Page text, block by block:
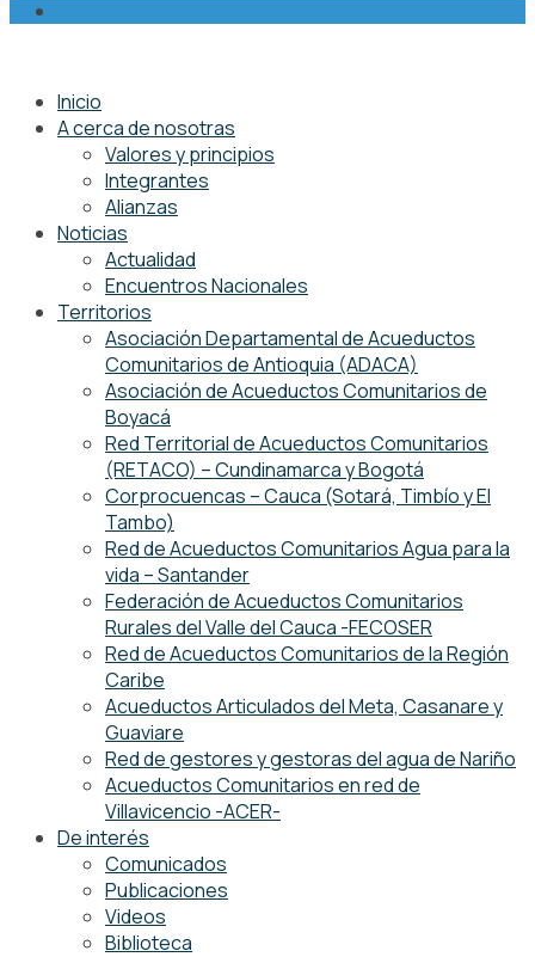
Inicio
A cerca de nosotras
Valores y principios
Integrantes
Alianzas
Noticias
Actualidad
Encuentros Nacionales
Territorios
Asociación Departamental de Acueductos
Comunitarios de Antioquia (ADACA)
Asociación de Acueductos Comunitarios de
Boyacá
Red Territorial de Acueductos Comunitarios
(RETACO) – Cundinamarca y Bogotá
Corprocuencas – Cauca (Sotará, Timbío y El
Tambo)
Red de Acueductos Comunitarios Agua para la
vida – Santander
Federación de Acueductos Comunitarios
Rurales del Valle del Cauca -FECOSER
Red de Acueductos Comunitarios de la Región
Caribe
Acueductos Articulados del Meta, Casanare y
Guaviare
Red de gestores y gestoras del agua de Nariño
Acueductos Comunitarios en red de
Villavicencio -ACER-
De interés
Comunicados
Publicaciones
Videos
Biblioteca